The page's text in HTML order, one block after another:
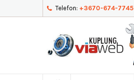
Telefon: +3670-674-7745